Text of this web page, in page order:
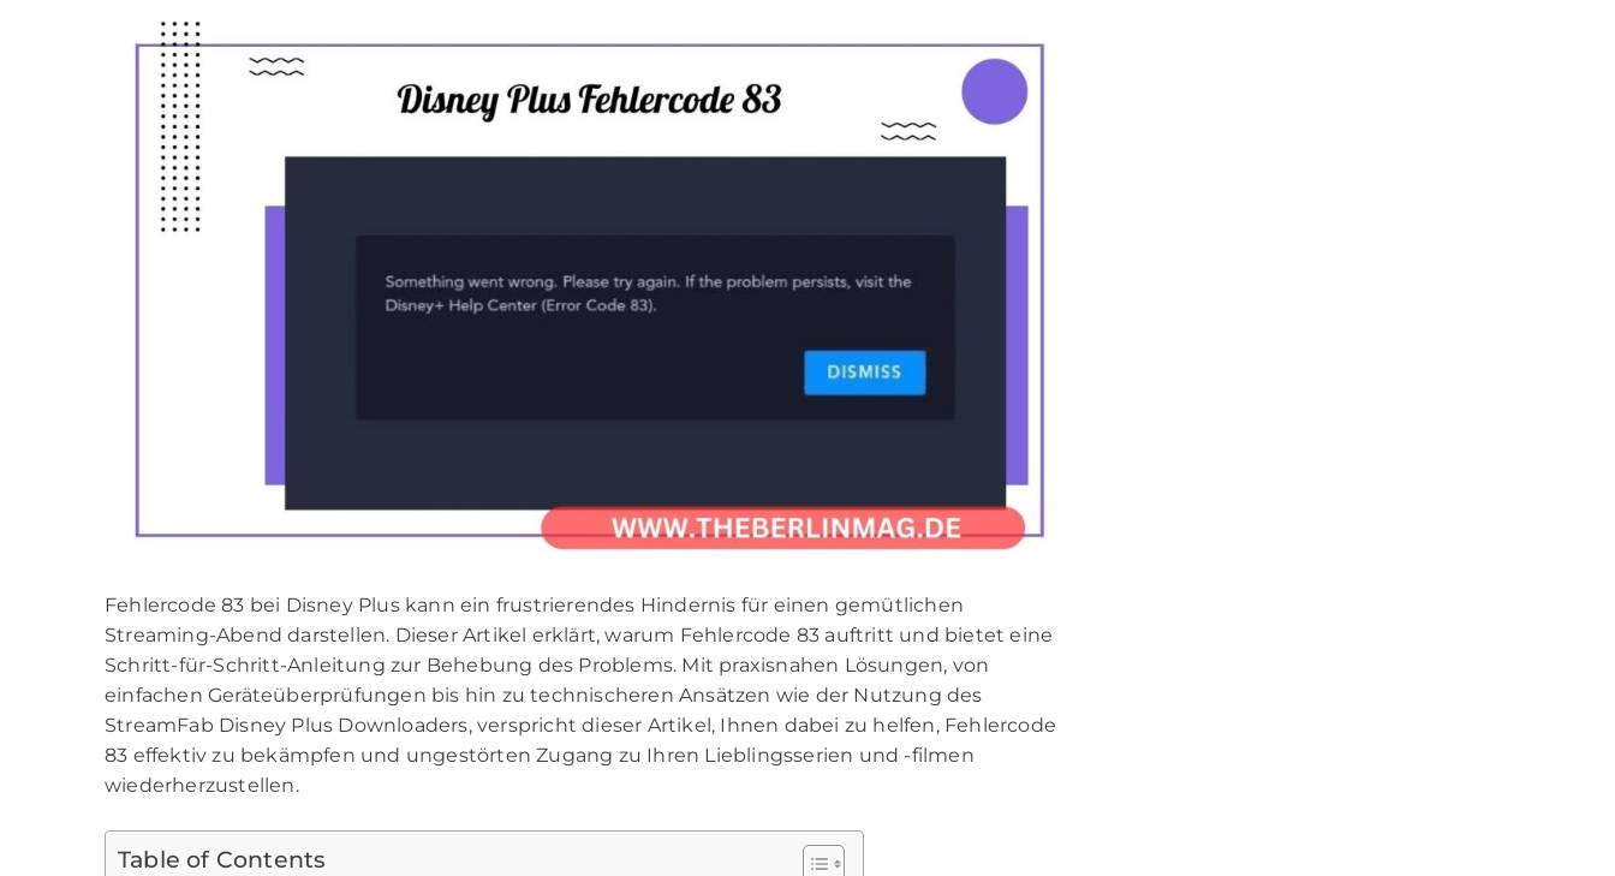
Fehlercode 83 bei Disney Plus kann ein frustrierendes Hindernis für einen gemütlichen
Streaming-Abend darstellen. Dieser Artikel erklärt, warum Fehlercode 83 auftritt und bietet eine
Schritt-für-Schritt-Anleitung zur Behebung des Problems. Mit praxisnahen Lösungen, von
einfachen Geräteüberprüfungen bis hin zu technischeren Ansätzen wie der Nutzung des
StreamFab Disney Plus Downloaders, verspricht dieser Artikel, Ihnen dabei zu helfen, Fehlercode
83 effektiv zu bekämpfen und ungestörten Zugang zu Ihren Lieblingsserien und -filmen
wiederherzustellen.
Table of Contents